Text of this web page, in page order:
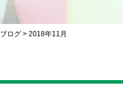
ブログ > 2018年11月